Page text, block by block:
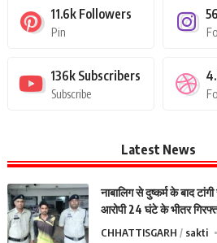
11.6k Followers
Pin
136k Subscribers
Subscribe
Latest News
नाबालिग से दुष्कर्म के बाद
आरोपी 24 घंटे के भीतर
CHHATTISGARH sakti